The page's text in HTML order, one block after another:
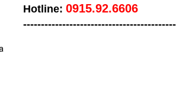
Hotline: 0915.92.6606
-----------------------------------